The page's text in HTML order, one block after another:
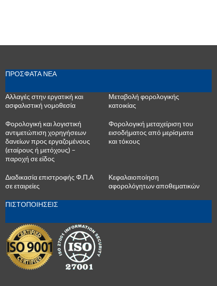
ΠΡΟΣΦΑΤΑ ΝΕΑ
Αλλαγές στην εργατική και
ασφαλιστική νομοθεσία
Μεταβολή φορολογικής
κατοικίας
Φορολογική και λογιστική
αντιμετώπιση χορηγήσεων
δανείων προς εργαζομένους
(εταίρους ή μετόχους) –
παροχή σε είδος
Φορολογική μεταχείριση του
εισοδήματος από μερίσματα
και τόκους
Διαδικασία επιστροφής Φ.Π.Α
σε εταιρείες
Κεφαλαιοποίηση
αφορολόγητων αποθεματικών
ΠΙΣΤΟΠΟΙΗΣΕΙΣ